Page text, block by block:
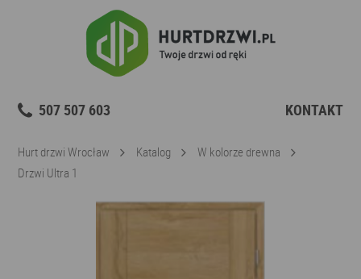
507 507 603 KONTAKT
Hurt drzwi Wrocław Katalog
W kolorze drewna
Drzwi Ultra 1